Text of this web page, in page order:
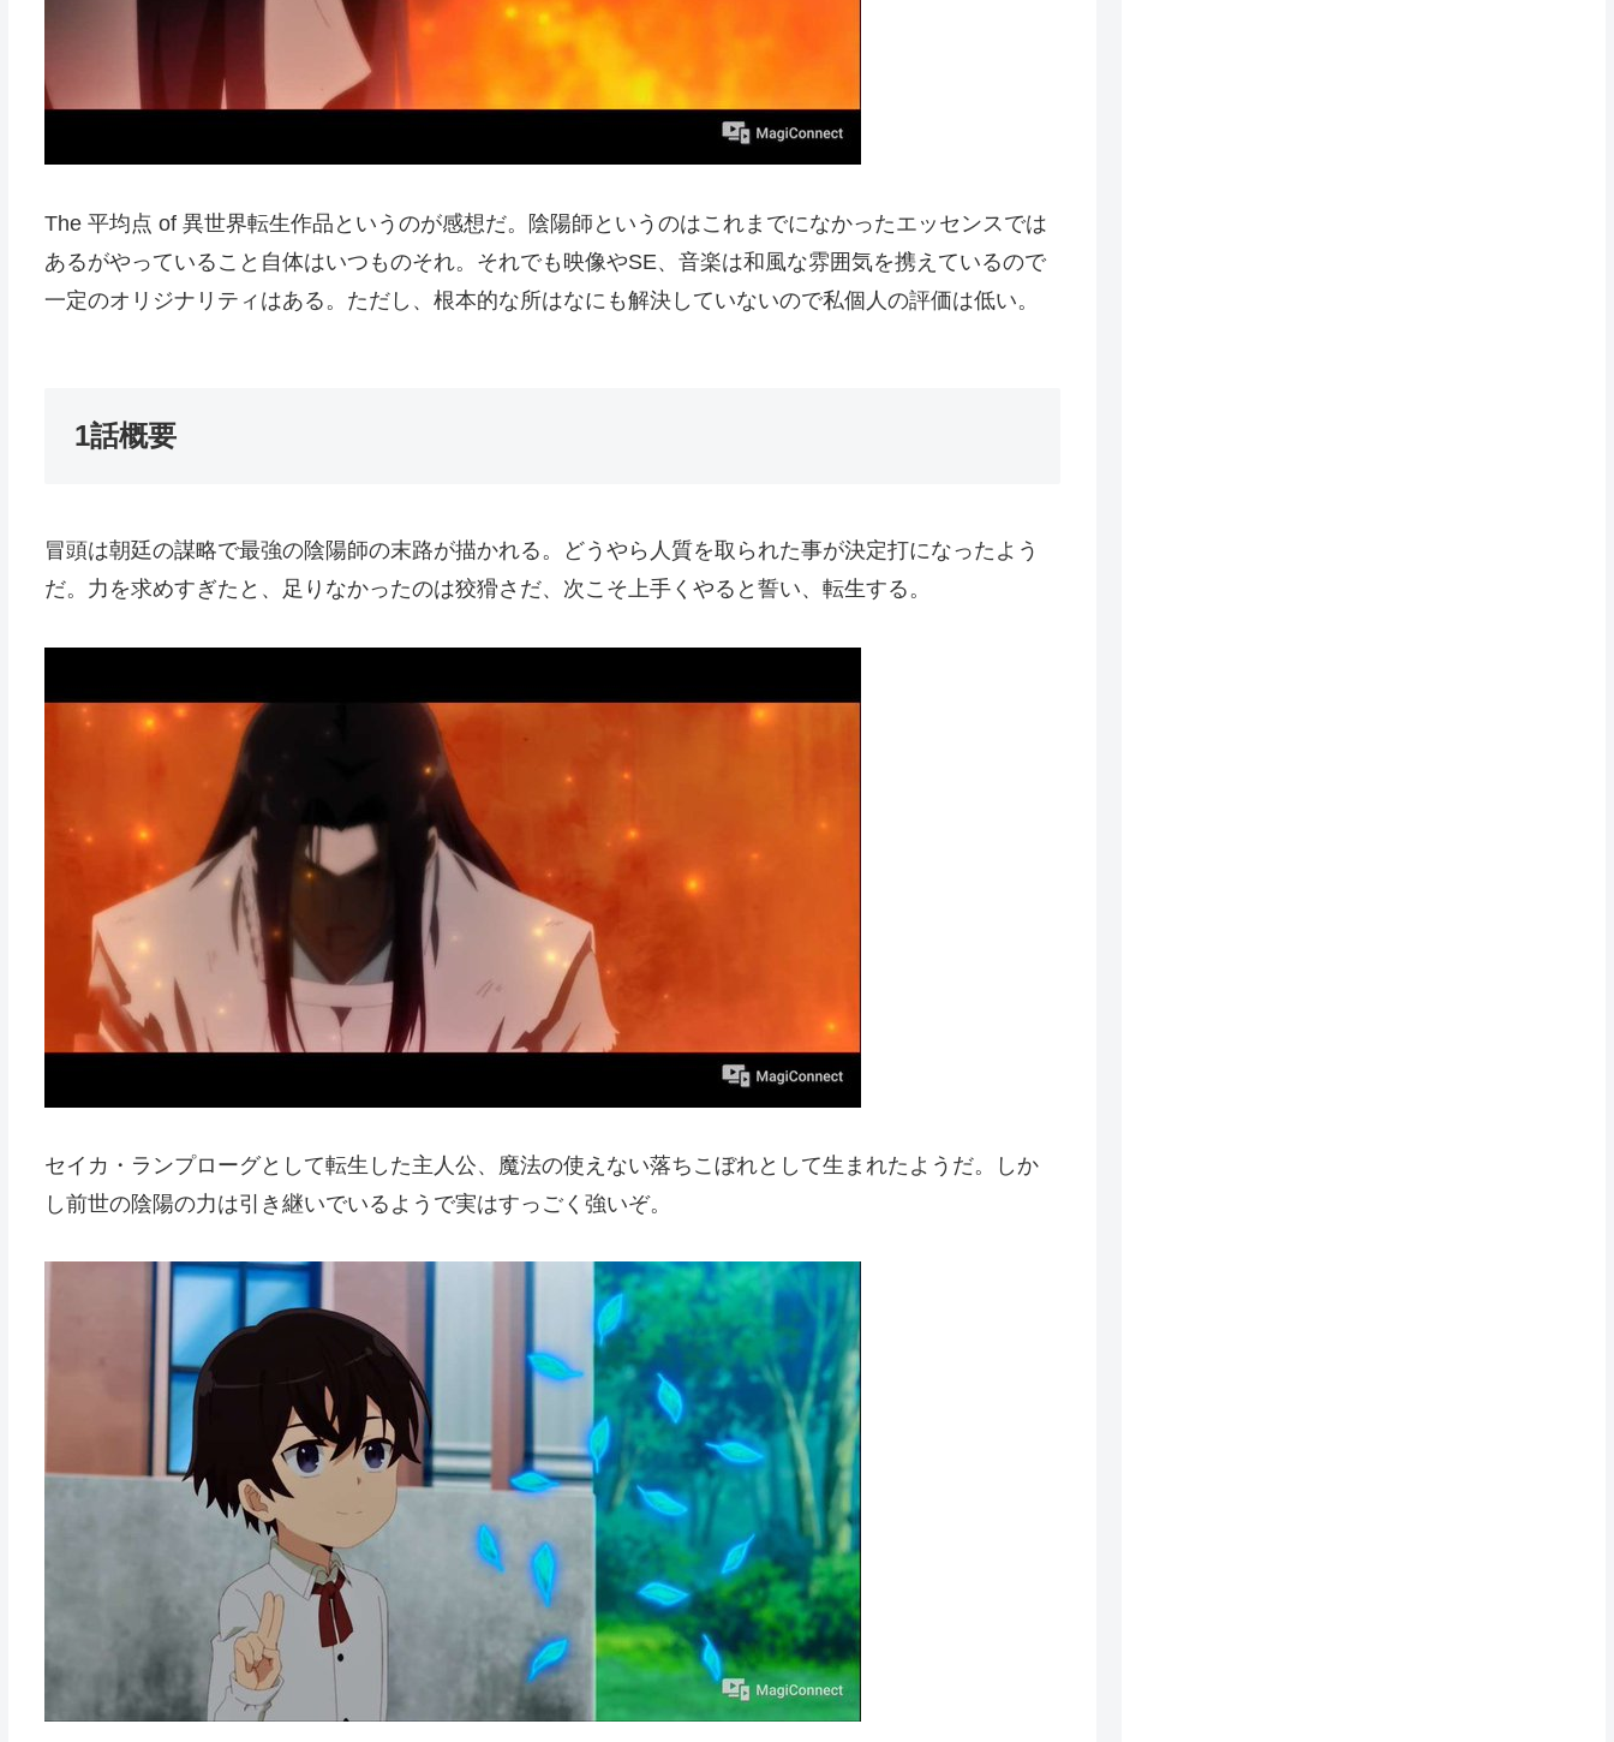
The 平均点 of 異世界転生作品というのが感想だ。陰陽師というのはこれまでになかったエッセンスでは
あるがやっていること自体はいつものそれ。それでも映像やSE、音楽は和風な雰囲気を携えているので
一定のオリジナリティはある。ただし、根本的な所はなにも解決していないので私個人の評価は低い。
1話概要
冒頭は朝廷の謀略で最強の陰陽師の末路が描かれる。どうやら人質を取られた事が決定打になったよう
だ。力を求めすぎたと、足りなかったのは狡猾さだ、次こそ上手くやると誓い、転生する。
セイカ・ランプローグとして転生した主人公、魔法の使えない落ちこぼれとして生まれたようだ。しか
し前世の陰陽の力は引き継いでいるようで実はすっごく強いぞ。